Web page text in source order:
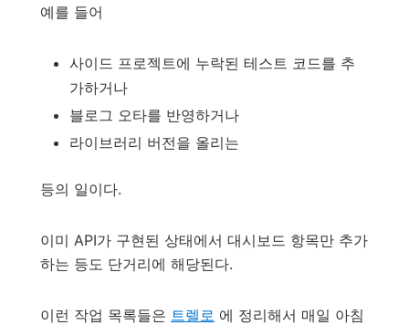
예를 들어
사이드 프로젝트에 누락된 테스트 코드를 추
가하거나
블로그 오타를 반영하거나
라이브러리 버전을 올리는
등의 일이다.
이미 API가 구현된 상태에서 대시보드 항목만 추가
하는 등도 단거리에 해당된다.
이런 작업 목록들은 트렐로 에 정리해서 매일 아침